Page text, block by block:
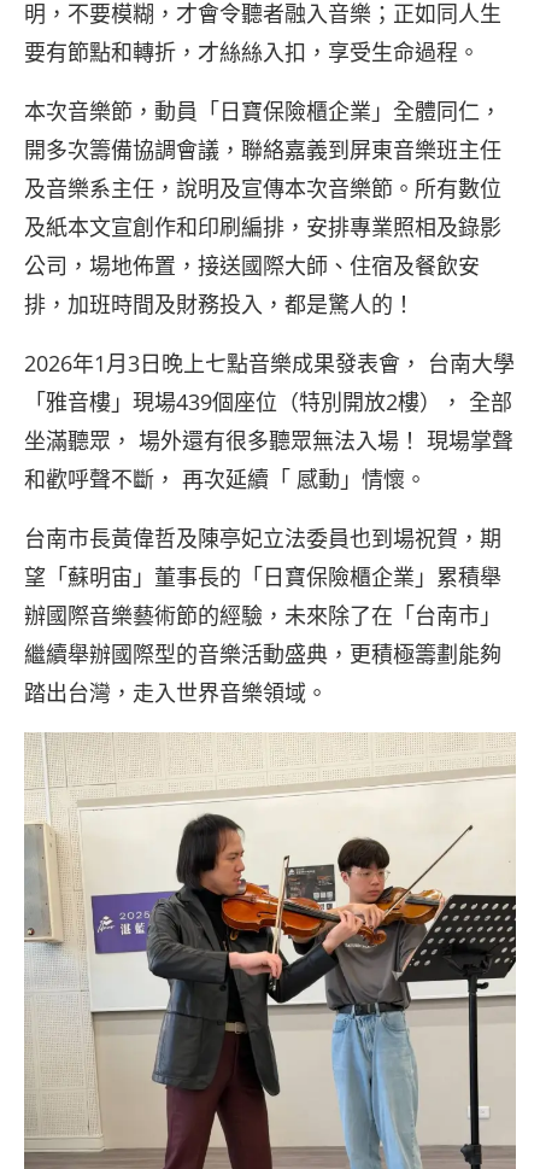
明，不要模糊，才會令聽者融入音樂；正如同人生
要有節點和轉折，才絲絲入扣，享受生命過程。
本次音樂節，動員「日寶保險櫃企業」全體同仁，
開多次籌備協調會議，聯絡嘉義到屏東音樂班主任
及音樂系主任，說明及宣傳本次音樂節。所有數位
及紙本文宣創作和印刷編排，安排專業照相及錄影
公司，場地佈置，接送國際大師、住宿及餐飲安
排，加班時間及財務投入，都是驚人的！
2026年1月3日晚上七點音樂成果發表會， 台南大學
「雅音樓」現場439個座位（特別開放2樓）， 全部
坐滿聽眾， 場外還有很多聽眾無法入場！ 現場掌聲
和歡呼聲不斷， 再次延續「 感動」情懷。
台南市長黃偉哲及陳亭妃立法委員也到場祝賀，期
望「蘇明宙」董事長的「日寶保險櫃企業」累積舉
辦國際音樂藝術節的經驗，未來除了在「台南市」
繼續舉辦國際型的音樂活動盛典，更積極籌劃能夠
踏出台灣，走入世界音樂領域。